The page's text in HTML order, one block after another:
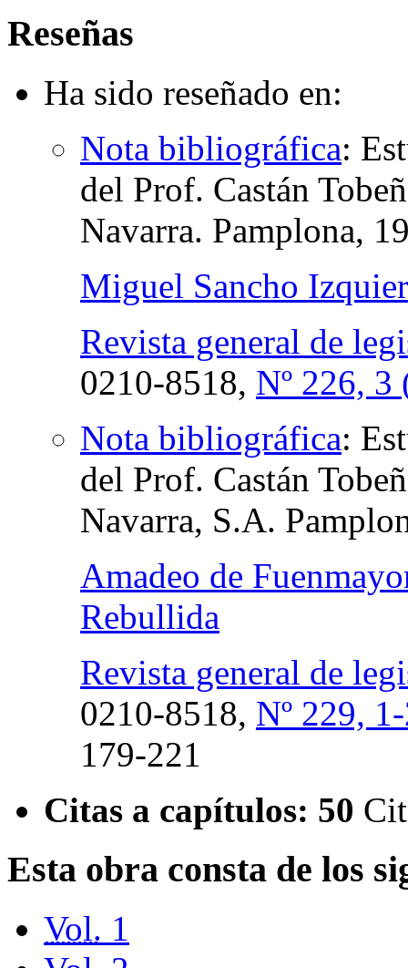
Reseñas
Ha sido reseñado en:
Nota bibliográfica:
del Prof. Castán
Navarra. Pamplona,
Miguel Sancho
Revista general de
0210-8518, Nº 226, 3
Nota bibliográfica:
del Prof. Castán
Navarra, S.A.
Amadeo de
Rebullida
Revista general de
0210-8518, Nº 229,
179-221
Citas a capítulos: 50
Esta obra consta de los
Vol. 1